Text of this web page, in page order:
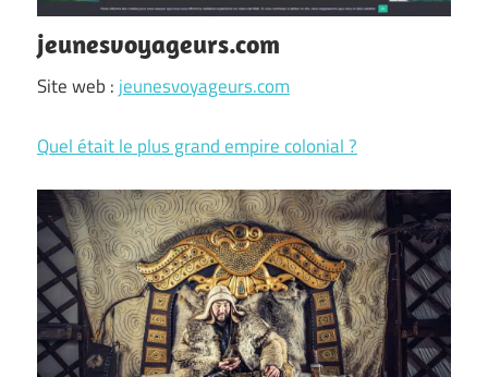
jeunesvoyageurs.com
Site web : jeunesvoyageurs.com
Quel était le plus grand empire colonial ?